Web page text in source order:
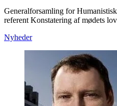
Generalforsamling for
referent Konstatering af mødets
Categories
Nyheder